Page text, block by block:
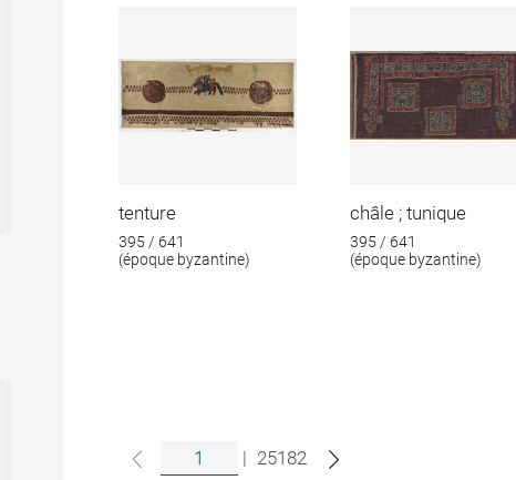
tenture
395 / 641
(époque byzantine)
châle ; tunique
395 / 641
(époque byzantine)
| 25182